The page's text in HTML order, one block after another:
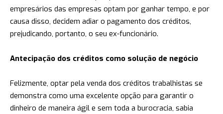
empresários das empresas optam por ganhar tempo, e por
causa disso, decidem adiar o pagamento dos créditos,
prejudicando, portanto, o seu ex-funcionário.
Antecipação dos créditos como solução de negócio
Felizmente, optar pela venda dos créditos trabalhistas se
demonstra como uma excelente opção para garantir o
dinheiro de maneira ágil e sem toda a burocracia, sabia